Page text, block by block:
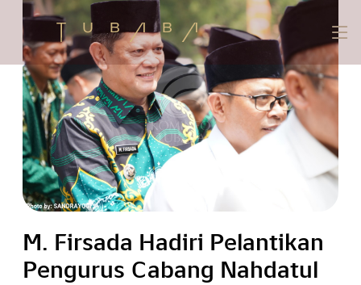
M. Firsada Hadiri Pelantikan
Pengurus Cabang Nahdatul